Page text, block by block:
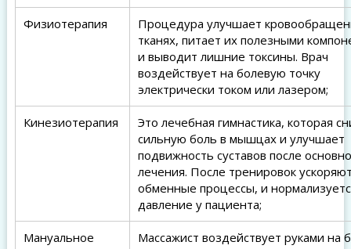
Физиотерапия
Процедура улучшает
тканях, питает их полезными
и выводит лишние токсины. Врач
воздействует на болевую точку
электрически током или лазером;
Кинезиотерапия
Это лечебная гимнастика, которая
сильную боль в мышцах и улучшает
подвижность суставов после
лечения. После тренировок
обменные процессы, и
давление у пациента;
Мануальное
Массажист воздействует руками на